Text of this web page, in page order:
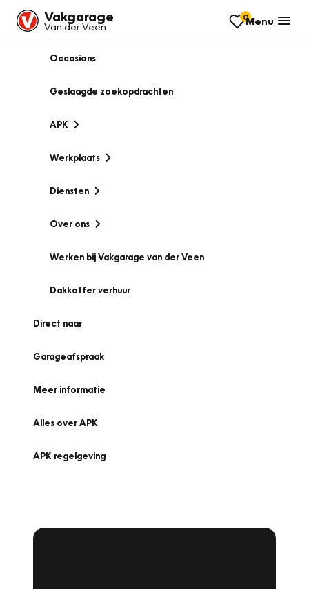
Vakgarage
Van der Veen
0Menu
Occasions
Geslaagde zoekopdrachten
APK
Werkplaats
Diensten
Over ons
Werken bij Vakgarage van der Veen
Dakkoffer verhuur
Direct naar
Garageafspraak
Meer informatie
Alles over APK
APK regelgeving